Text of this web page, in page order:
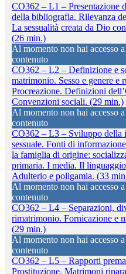
CO362 – L1 – Presentazione
della bibliografia. Rilevanza
La sessualità creata da Dio
(26 min.)
Al momento non hai accesso
contenuto
CO362 – L2 – Definizione e
matrimonio. Sesso e genere e
Procreazione. Definizioni
Convenzioni sociali. (29 min.)
Al momento non hai accesso
contenuto
CO362 – L3 – Sviluppo della
sessuale. Fonti di
la famiglia di origine:
primaria. I media. Il
Adulterio e poligamia. (33
Al momento non hai accesso
contenuto
CO362 – L4 – Separazioni,
rimatrimonio. Fornicazione e
(29 min.)
Al momento non hai accesso
contenuto
CO362 – L5 – Rapporti
Prostituzione. Matrimoni